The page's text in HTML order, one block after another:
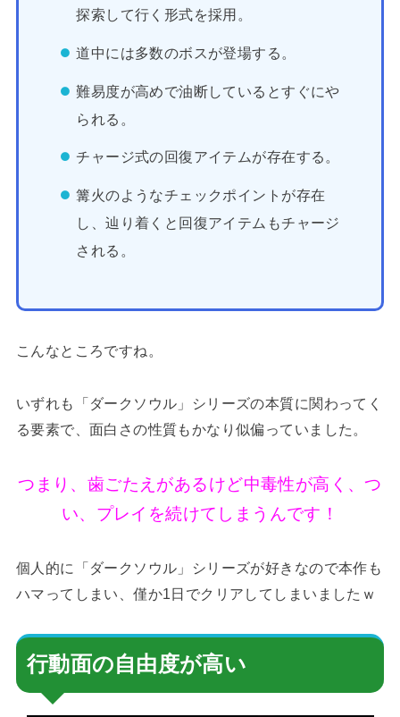
探索して行く形式を採用。
道中には多数のボスが登場する。
難易度が高めで油断しているとすぐにや
られる。
チャージ式の回復アイテムが存在する。
篝火のようなチェックポイントが存在
し、辿り着くと回復アイテムもチャージ
される。
こんなところですね。
いずれも「ダークソウル」シリーズの本質に関わってく
る要素で、面白さの性質もかなり似偏っていました。
つまり、歯ごたえがあるけど中毒性が高く、つ
い、プレイを続けてしまうんです！
個人的に「ダークソウル」シリーズが好きなので本作も
ハマってしまい、僅か1日でクリアしてしまいましたｗ
行動面の自由度が高い